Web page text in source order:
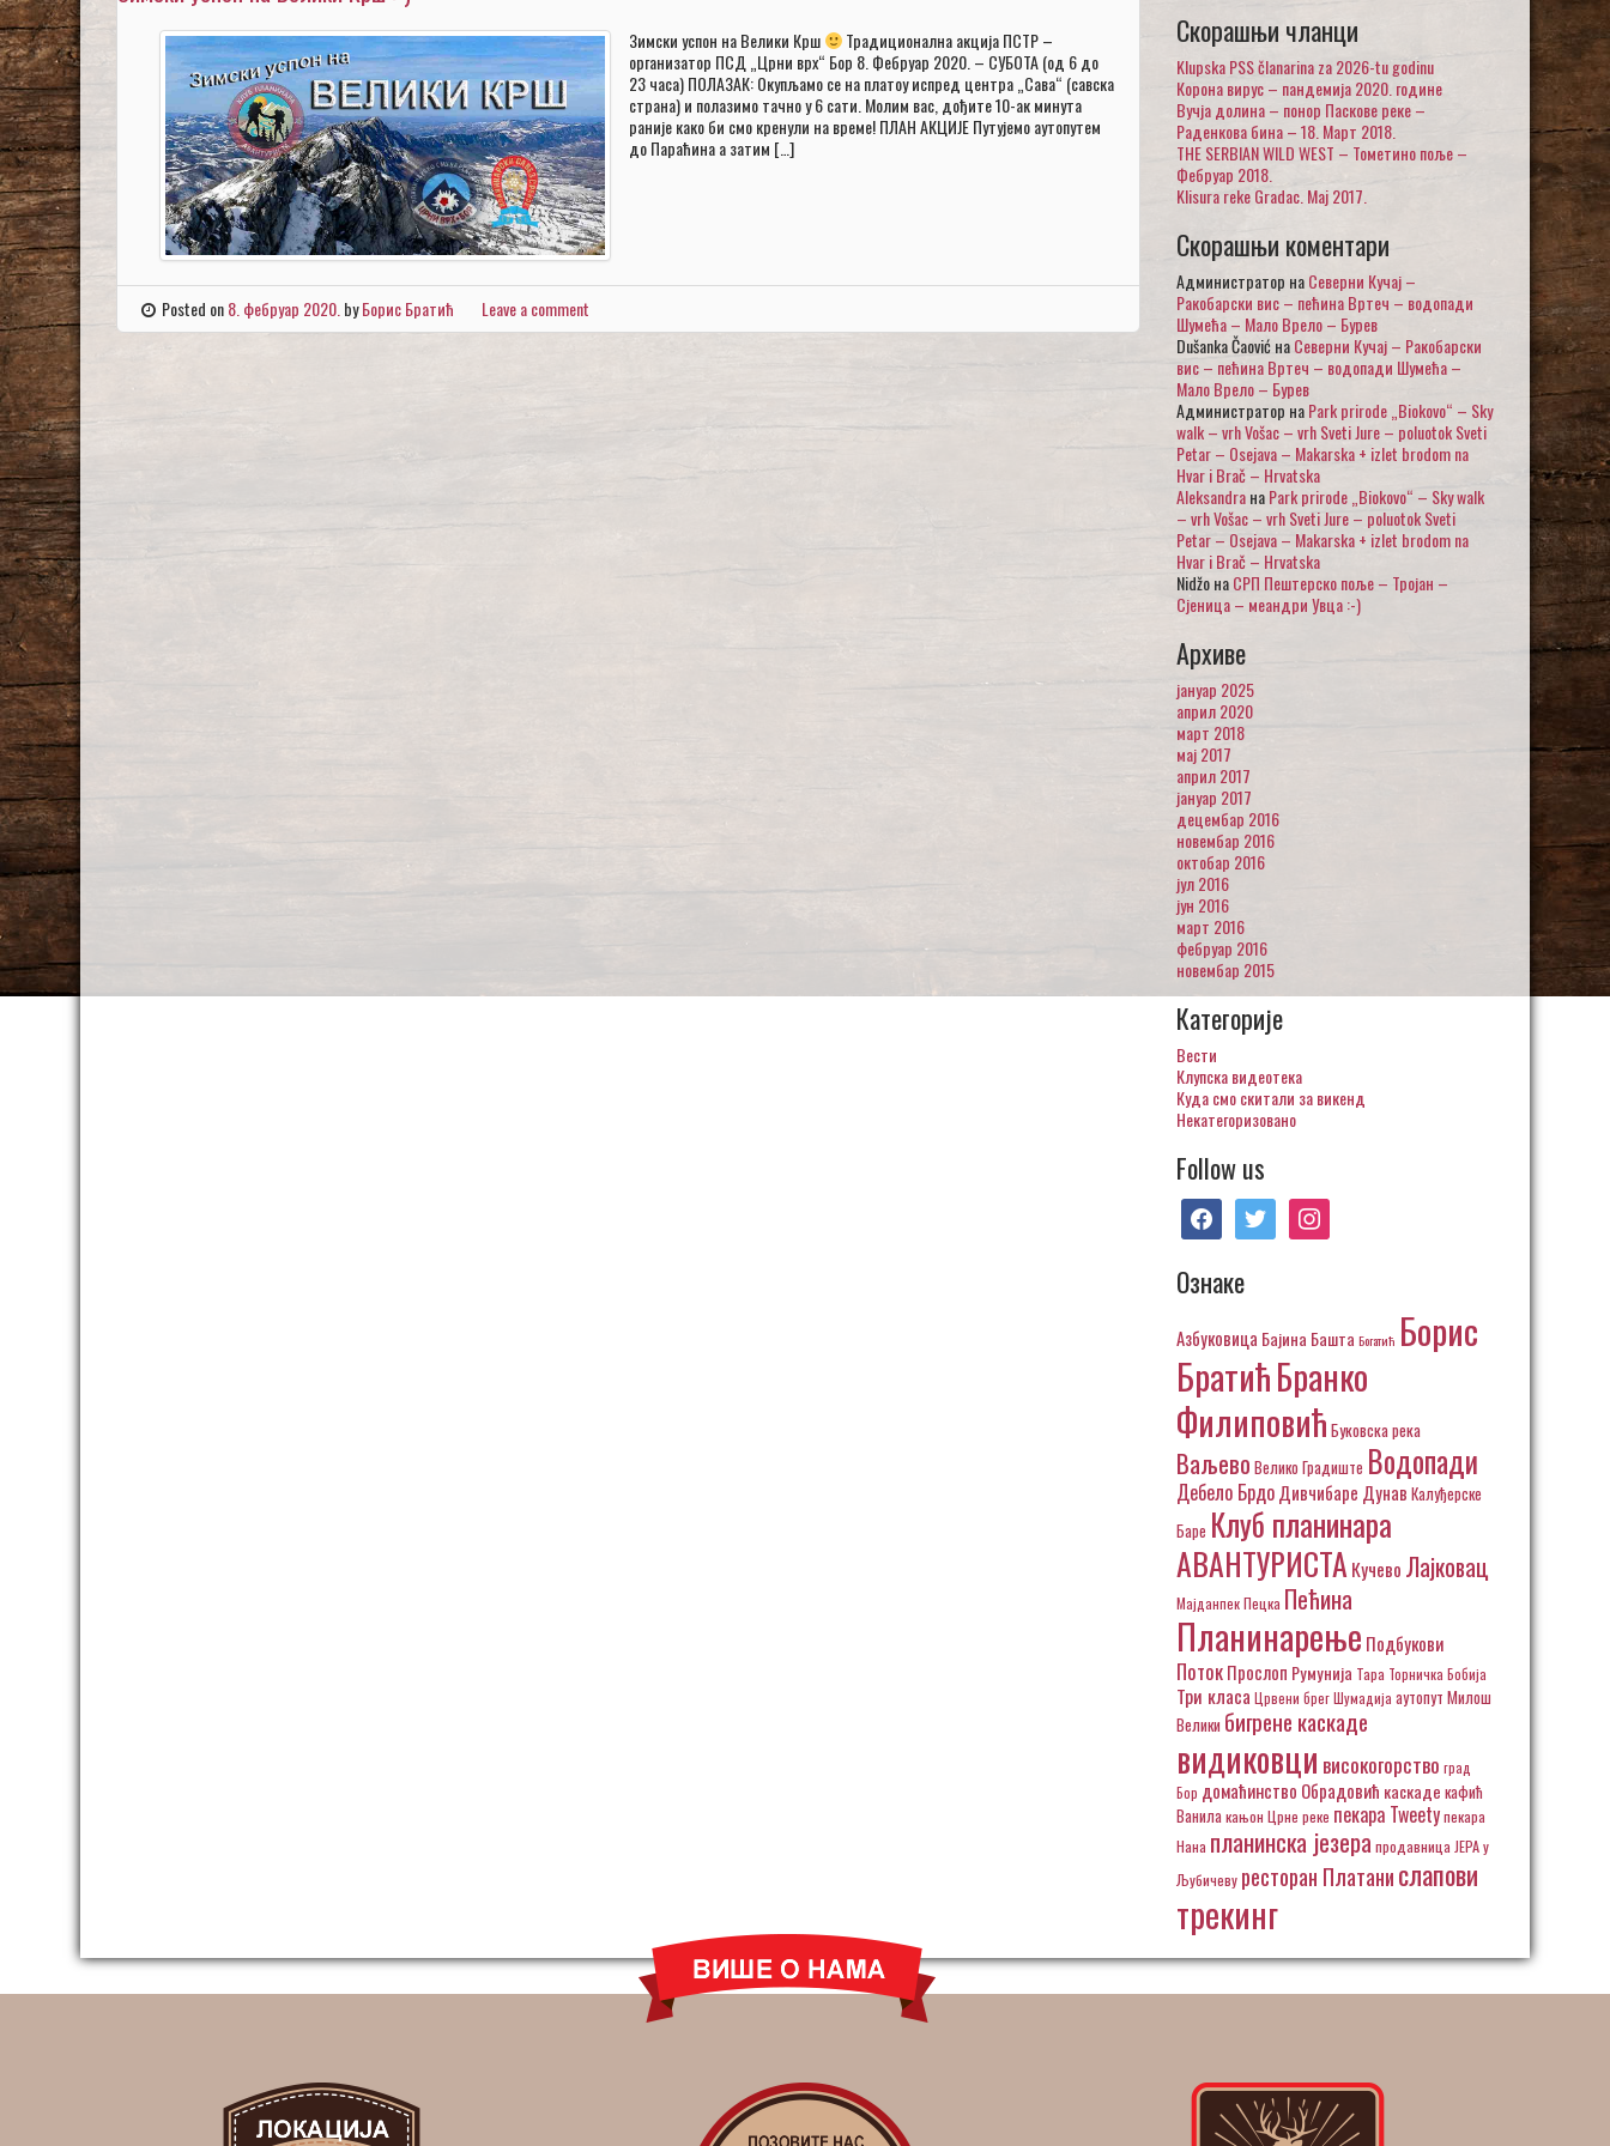
Зимски успон на Велики Крш
Традиционална акција ПСТР –
организатор ПСД „Црни врх“ Бор 8. Фебруар 2020. – СУБОТА (од 6 до
23 часа) ПОЛАЗАК: Окупљамо се на платоу испред центра „Сава“ (савска
страна) и полазимо тачно у 6 сати. Молим вас, дођите 10-ак минута
раније како би смо кренули на време! ПЛАН АКЦИЈЕ Путујемо аутопутем
до Параћина а затим […]
Posted on8. фебруар 2020. byБорис Братић Leave a comment
Скорашњи чланци
Klupska PSS članarina za 2026-tu godinu
Корона вирус – пандемија 2020. године
Вучја долина – понор Паскове реке –
Раденкова бина – 18. Март 2018.
THE SERBIAN WILD WEST – Тометино поље –
Фебруар 2018.
Klisura reke Gradac. Maj 2017.
Скорашњи коментари
Администратор наСеверни Кучај –
Ракобарски вис – пећина Вртеч – водопади
Шумећа – Мало Врело – Бурев
Dušanka ČaovićнаСеверни Кучај – Ракобарски
вис – пећина Вртеч – водопади Шумећа –
Мало Врело – Бурев
Администратор наPark prirode „Biokovo“ – Sky
walk – vrh Vošac – vrh Sveti Jure – poluotok Sveti
Petar – Osejava – Makarska + izlet brodom na
Hvar i Brač – Hrvatska
AleksandraнаPark prirode „Biokovo“ – Sky walk
– vrh Vošac – vrh Sveti Jure – poluotok Sveti
Petar – Osejava – Makarska + izlet brodom na
Hvar i Brač – Hrvatska
NidžoнаСРП Пештерско поље – Тројан –
Сјеница – меандри Увца :-)
Архиве
јануар 2025
април 2020
март 2018
мај 2017
април 2017
јануар 2017
децембар 2016
новембар 2016
октобар 2016
јул 2016
јун 2016
март 2016
фебруар 2016
новембар 2015
Категорије
Вести
Клупска видеотека
Куда смо скитали за викенд
Некатегоризовано
Follow us
facebooktwitter instagram
Ознаке
Азбуковица Бајина Башта Богатић Борис
БратићБранко
Филиповић Буковска река
Ваљево Велико Градиште Водопади
Дебело БрдоДивчибаре Дунав Калуђерске
Баре Клуб планинара
АВАНТУРИСТА Кучево Лајковац
МајданпекПецка Пећина
Планинарење Подбукови
ПотокПрослоп Румунија Тара Торничка Бобија
Три класа Црвени брегШумадија аутопут Милош
Велики бигрене каскаде
видиковци високогорство град
Бор домаћинство Обрадовић каскаде кафић
Ванила кањон Црне реке пекара Tweetyпекара
Нана планинска језера продавница ЈЕРА у
Љубичеву ресторан Платанислапови
трекинг